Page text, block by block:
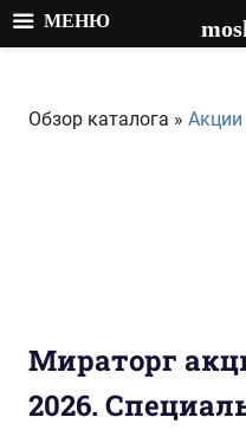
содержимому
Обзор каталога » Акции
Мираторг
2026.
МЕНЮ